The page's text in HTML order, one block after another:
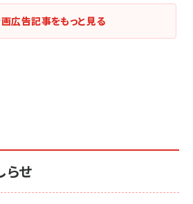
広告記事をもっと見る
らせ